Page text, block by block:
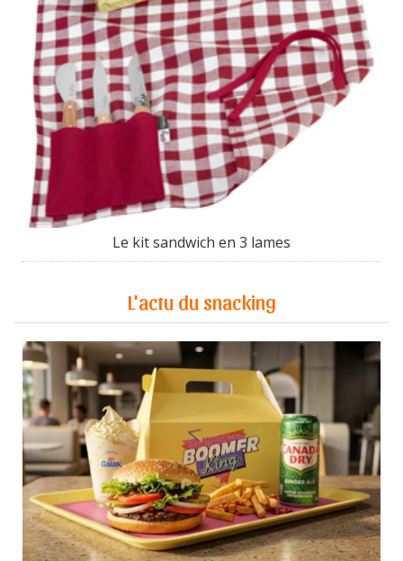
Le kit sandwich en 3 lames
L'actu du snacking